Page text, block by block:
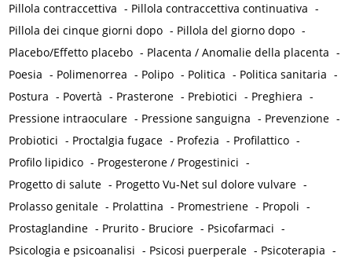
Pillola contraccettiva - Pillola contraccettiva continuativa -
Pillola dei cinque giorni dopo - Pillola del giorno dopo -
Placebo/Effetto placebo - Placenta / Anomalie della placenta -
Poesia - Polimenorrea - Polipo - Politica - Politica sanitaria -
Postura - Povertà - Prasterone - Prebiotici - Preghiera -
Pressione intraoculare - Pressione sanguigna - Prevenzione -
Probiotici - Proctalgia fugace - Profezia - Profilattico -
Profilo lipidico - Progesterone / Progestinici -
Progetto di salute - Progetto Vu-Net sul dolore vulvare -
Prolasso genitale - Prolattina - Promestriene - Propoli -
Prostaglandine - Prurito - Bruciore - Psicofarmaci -
Psicologia e psicoanalisi - Psicosi puerperale - Psicoterapia -